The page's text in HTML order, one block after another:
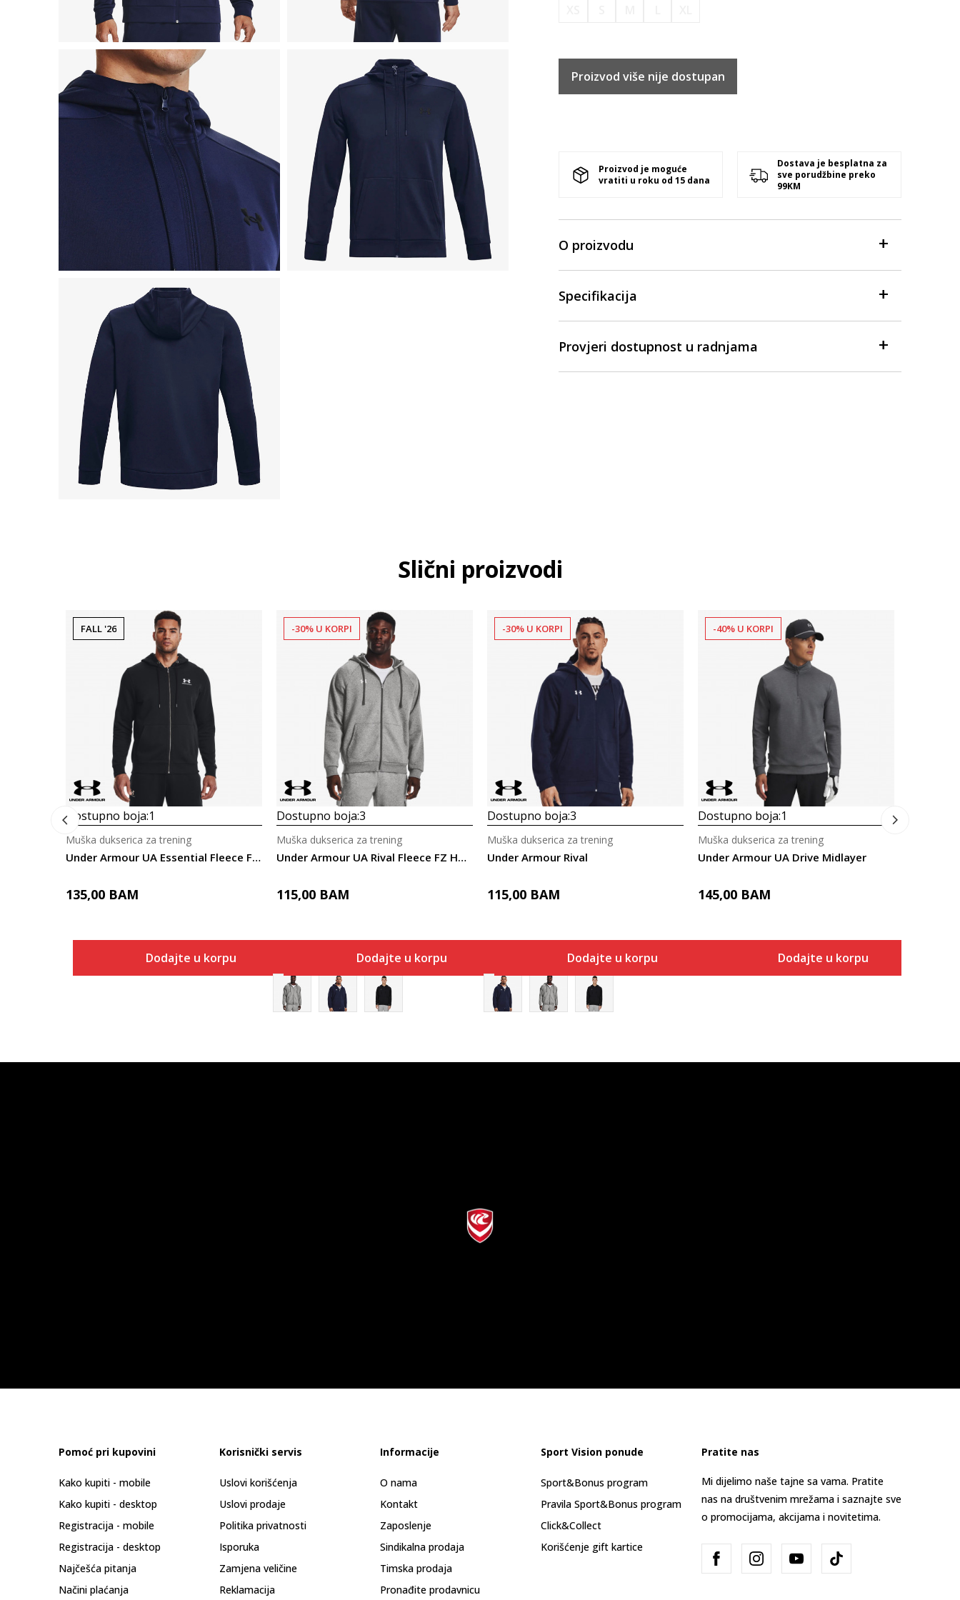
Proizvod više nije dostupan
Proizvod je moguće
vratiti u roku od 15 dana
Dostava je besplatna za
sve porudžbine preko
99KM
O proizvodu
Specifikacija
Provjeri dostupnost u radnjama
Slični proizvodi
FALL '26
Dostupno boja:1
Under Armour UA Essential Fleece FZ Hood
Muška dukserica za trening
135,00 BAM
Dodajte u korpu
-30% U KORPI
Dostupno boja:3
Under Armour UA Rival Fleece FZ Hoodie
Muška dukserica za trening
115,00 BAM
Dodajte u korpu
-30% U KORPI
Dostupno boja:3
Under Armour Rival
Muška dukserica za trening
115,00 BAM
Dodajte u korpu
-40% U KORPI
Dostupno boja:1
Under Armour UA Drive Midlayer
Muška dukserica za trening
145,00 BAM
Dodajte u korpu
Pomoć pri kupovini
Kako kupiti - mobile
Kako kupiti - desktop
Registracija - mobile
Registracija - desktop
Najčešća pitanja
Načini plaćanja
Korisnički servis
Uslovi korišćenja
Uslovi prodaje
Politika privatnosti
Isporuka
Zamjena veličine
Reklamacija
Informacije
O nama
Kontakt
Zaposlenje
Sindikalna prodaja
Timska prodaja
Pronađite prodavnicu
Sport Vision ponude
Sport&Bonus program
Pravila Sport&Bonus program
Click&Collect
Korišćenje gift kartice
Pratite nas
Mi dijelimo naše tajne sa vama. Pratite
nas na društvenim mrežama i saznajte sve
o promocijama, akcijama i novitetima.